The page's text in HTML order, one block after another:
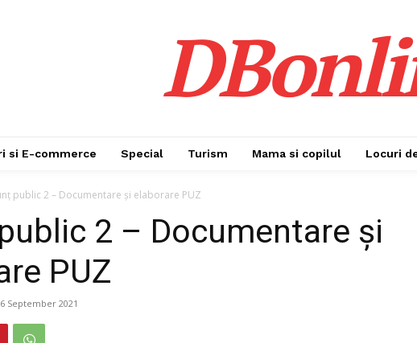
si E-commerce Special Turism Mama si copilul Locuri
public 2 – Documentare și elaborare PUZ
2 – Documentare și
PUZ
September 2021